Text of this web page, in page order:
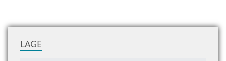
LAGE